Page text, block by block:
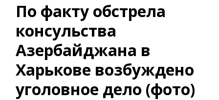
По факту обстрела
консульства
Азербайджана в
Харькове возбуждено
уголовное дело (фото)